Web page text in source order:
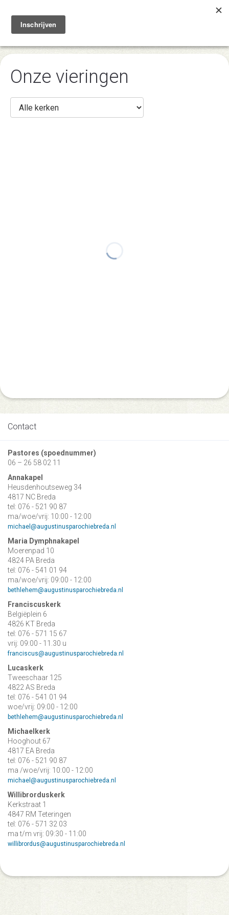
Toggle
navigation
Onze vieringen
Contact
Pastores (spoednummer)
06 – 26 58 02 11
Annakapel
Heusdenhoutseweg 34
4817 NC Breda
tel: 076 - 521 90 87
ma/woe/vrij: 10:00 - 12:00
michael@augustinusparochiebreda.nl
Maria Dymphnakapel
Moerenpad 10
4824 PA Breda
tel: 076 - 541 01 94
ma/woe/vrij: 09:00 - 12:00
bethlehem@augustinusparochiebreda.nl
Franciscuskerk
Belgiëplein 6
4826 KT Breda
tel: 076 - 571 15 67
vrij: 09:00 - 11.30 u
franciscus@augustinusparochiebreda.nl
Lucaskerk
Tweeschaar 125
4822 AS Breda
tel: 076 - 541 01 94
woe/vrij: 09:00 - 12:00
bethlehem@augustinusparochiebreda.nl
Michaelkerk
Hooghout 67
4817 EA Breda
tel: 076 - 521 90 87
ma /woe/vrij: 10:00 - 12:00
michael@augustinusparochiebreda.nl
Willibrorduskerk
Kerkstraat 1
4847 RM Teteringen
tel: 076 - 571 32 03
ma t/m vrij: 09:30 - 11:00
willibrordus@augustinusparochiebreda.nl